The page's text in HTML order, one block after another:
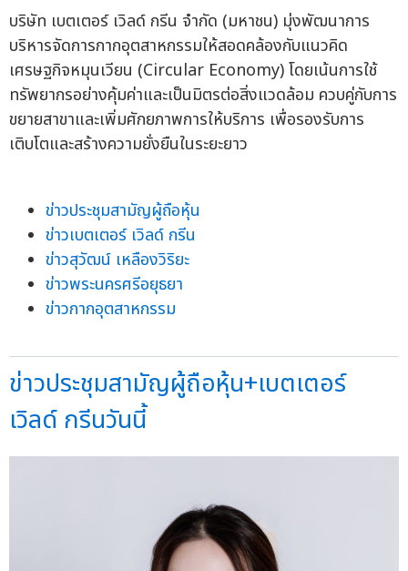
บริษัท เบตเตอร์ เวิลด์ กรีน จำกัด (มหาชน) มุ่งพัฒนาการ
บริหารจัดการกากอุตสาหกรรมให้สอดคล้องกับแนวคิด
เศรษฐกิจหมุนเวียน (Circular Economy) โดยเน้นการใช้
ทรัพยากรอย่างคุ้มค่าและเป็นมิตรต่อสิ่งแวดล้อม ควบคู่กับการ
ขยายสาขาและเพิ่มศักยภาพการให้บริการ เพื่อรองรับการ
เติบโตและสร้างความยั่งยืนในระยะยาว
ข่าวประชุมสามัญผู้ถือหุ้น
ข่าวเบตเตอร์ เวิลด์ กรีน
ข่าวสุวัฒน์ เหลืองวิริยะ
ข่าวพระนครศรีอยุธยา
ข่าวกากอุตสาหกรรม
ข่าวประชุมสามัญผู้ถือหุ้น+เบตเตอร์
เวิลด์ กรีนวันนี้